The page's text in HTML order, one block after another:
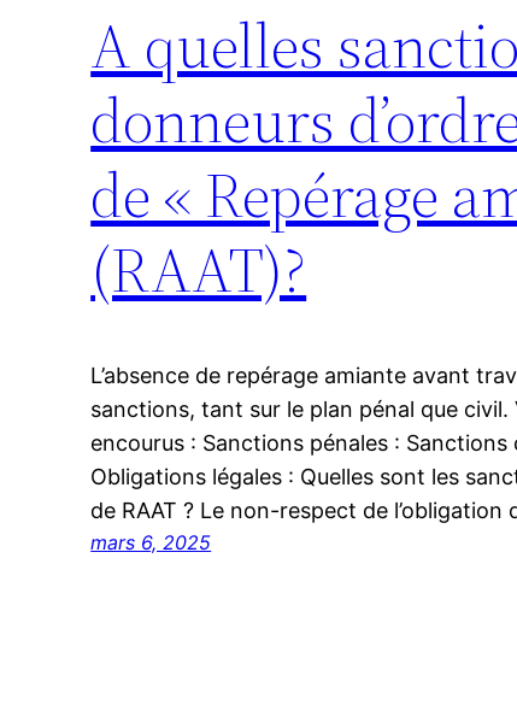
A quelles
donneurs
de « Repérage
(RAAT)?
L’absence de repérage amiante avant
sanctions, tant sur le plan pénal que civil.
encourus : Sanctions pénales :
Obligations légales : Quelles sont les
de RAAT ? Le non-respect de
mars 6, 2025